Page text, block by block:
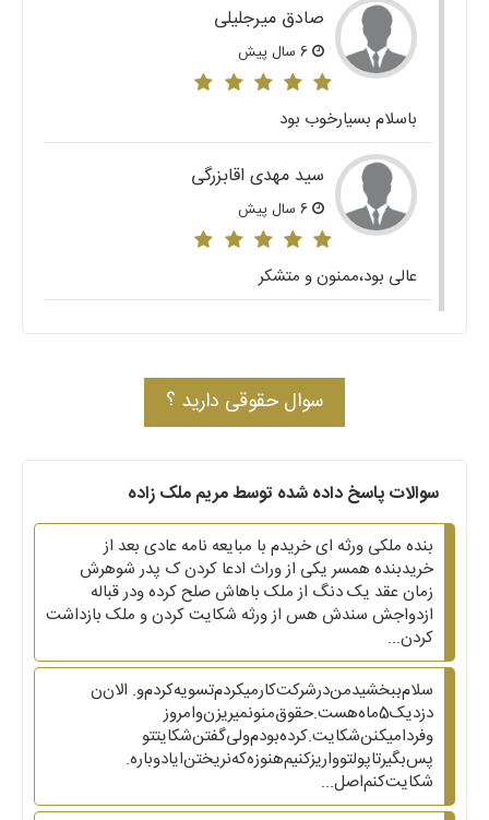
صادق میرجلیلی
باسلام بسیارخوب بود
سید مهدی اقابزرگی
عالی بود،ممنون و متشکر
سوال حقوقی دارید ؟
سوالات پاسخ داده شده توسط مریم ملک زاده
بنده ملکی ورثه ای خریدم با مبایعه نامه عادی بعد از
خریدبنده همسر یکی از وراث ادعا کردن ک پدر شوهرش
زمان عقد یک دنگ از ملک باهاش صلح کرده ودر قباله
ازدواجش سندش هس از ورثه شکایت کردن و ملک بازداشت
کردن...
سلام‌ببخشیدمن‌درشرکت‌کارمیکردم‌‌تسویه‌کردم‌و. الان‌ن
دزدیک5ماه‌هست.حقوق‌منونمیریزن‌وامروز
وفردامیکنن‌شکایت.کرده‌بودم‌ولی‌گفتن‌شکایتتو‌
پس‌بگیرتاپولتوواریزکنیم‌هنوزه‌که‌نریختن‌ایادوباره.
شکایت‌کنم‌اصل...